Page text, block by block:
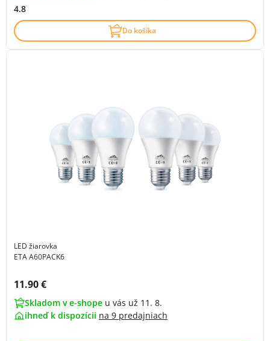
4.8
Do košíka
LED žiarovka
ETA A60PACK6
Cena s DPH:
11.90 €
Skladom v e-shope u vás už 11. 8.
ihneď k dispozícii na 9 predajniach